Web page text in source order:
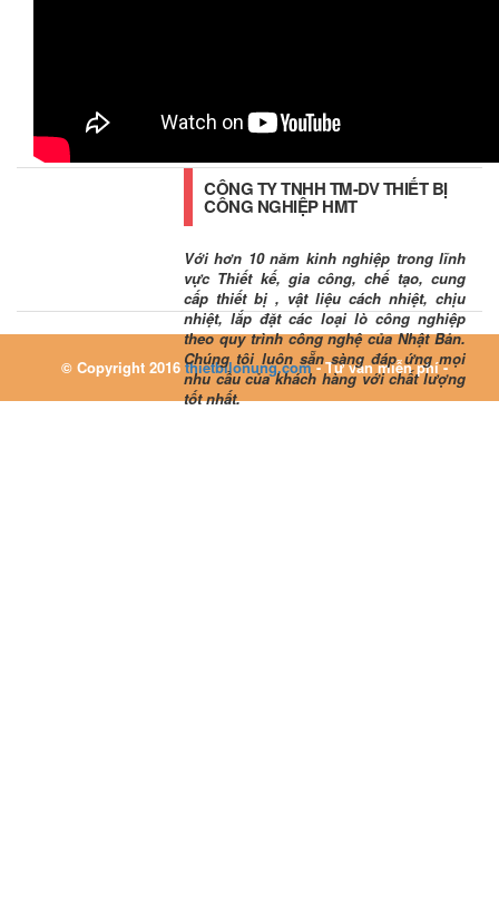
CÔNG TY TNHH TM-DV THIẾT BỊ
CÔNG NGHIỆP HMT
Với hơn 10 năm kinh nghiệp trong lĩnh
vực Thiết kế, gia công, chế tạo, cung
cấp thiết bị , vật liệu cách nhiệt, chịu
nhiệt, lắp đặt các loại lò công nghiệp
theo quy trình công nghệ của Nhật Bản.
Chúng tôi luôn sẵn sàng đáp ứng mọi
nhu cầu của khách hàng với chất lượng
tốt nhất.
© Copyright 2016 thietbilonung.com- Tư vấn miễn phí -